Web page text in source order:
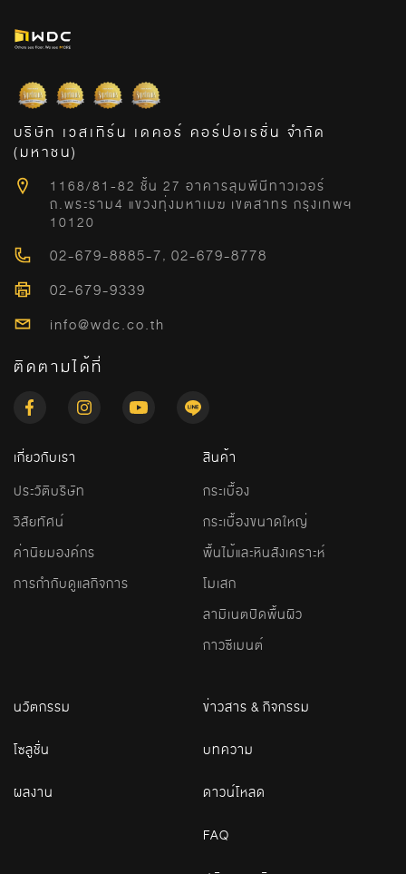
บริษัท เวสเทิร์น เดคอร์ คอร์ปอเรชั่น จำกัด
(มหาชน)
1168/81-82 ชั้น 27 อาคารลุมพีนีทาวเวอร์
ถ.พระราม4 แขวงทุ่งมหาเมฆ เขตสาทร กรุงเทพฯ
10120
02-679-8885-7, 02-679-8778
02-679-9339
info@wdc.co.th
ติดตามได้ที่
เกี่ยวกับเรา
ประวัติบริษัท
วิสัยทัศน์
ค่านิยมองค์กร
การกำกับดูแลกิจการ
สินค้า
กระเบื้อง
กระเบื้องขนาดใหญ่
พื้นไม้และหินสังเคราะห์
โมเสก
ลามิเนตปิดพื้นผิว
กาวซีเมนต์
นวัตกรรม
โซลูชั่น
ผลงาน
ข่าวสาร & กิจกรรม
บทความ
ดาวน์โหลด
FAQ